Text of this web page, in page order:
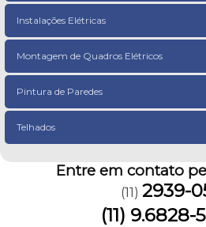
Instalações Elétricas
Montagem de Quadros Elétricos
Pintura de Paredes
Telhados
Entre em contato
(11) 2939-
(11) 9.6828-